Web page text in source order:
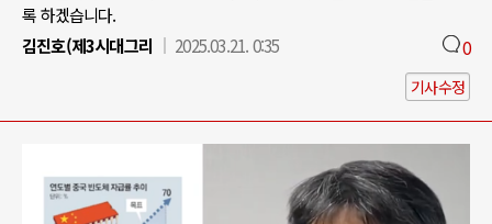
록 하겠습니다.
김진호(제3시대그리
2025.03.21. 0:35 0
기사수정